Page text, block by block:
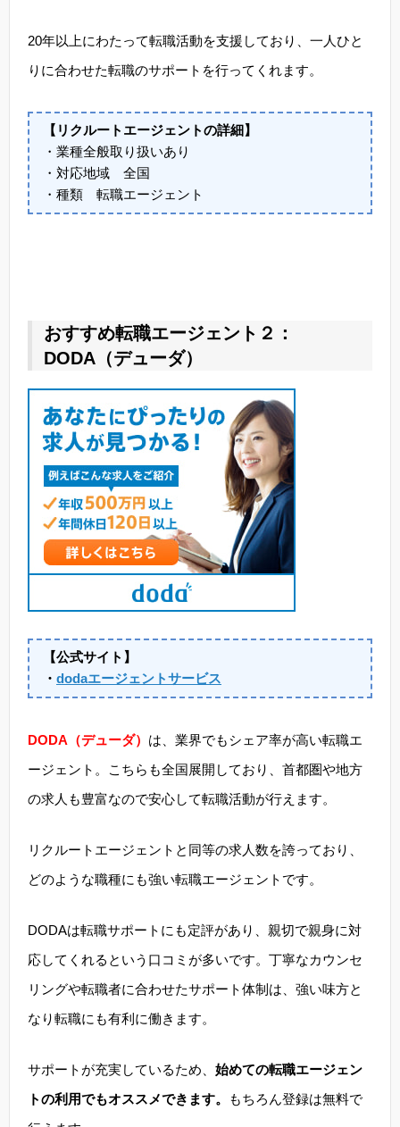
20年以上にわたって転職活動を支援しており、一人ひと
りに合わせた転職のサポートを行ってくれます。
【リクルートエージェントの詳細】
・業種全般取り扱いあり
・対応地域 全国
・種類 転職エージェント
おすすめ転職エージェント２：
DODA（デューダ）
【公式サイト】
・ dodaエージェントサービス
DODA（デューダ） は、業界でもシェア率が高い転職エ
ージェント。こちらも全国展開しており、首都圏や地方
の求人も豊富なので安心して転職活動が行えます。
リクルートエージェントと同等の求人数を誇っており、
どのような職種にも強い転職エージェントです。
DODAは転職サポートにも定評があり、親切で親身に対
応してくれるという口コミが多いです。丁寧なカウンセ
リングや転職者に合わせたサポート体制は、強い味方と
なり転職にも有利に働きます。
サポートが充実しているため、 始めての転職エージェン
トの利用でもオススメできます。
もちろん登録は無料で